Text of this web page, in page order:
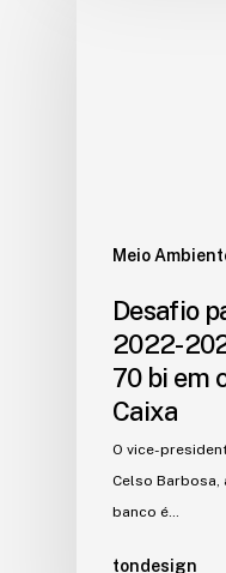
Meio
Desafio
2022-
70 bi em
Caixa
O vice-
Celso Barbosa,
banco é…
tondesign